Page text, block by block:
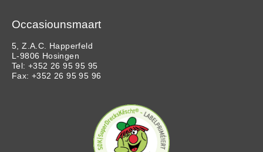
Occasiounsmaart
5, Z.A.C. Happerfeld
L-9806 Hosingen
Tel: +352 26 95 95 95
Fax: +352 26 95 95 96